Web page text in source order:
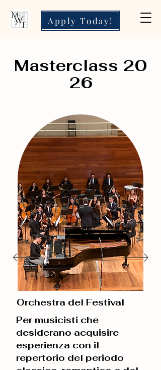
Apply Today!
Masterclass 20
26
Orchestra del Festival
Per musicisti che
desiderano acquisire
esperienza con il
repertorio del periodo